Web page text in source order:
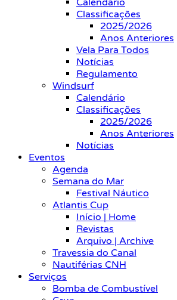
Calendário
Classificações
2025/2026
Anos Anteriores
Vela Para Todos
Notícias
Regulamento
Windsurf
Calendário
Classificações
2025/2026
Anos Anteriores
Notícias
Eventos
Agenda
Semana do Mar
Festival Náutico
Atlantis Cup
Início | Home
Revistas
Arquivo | Archive
Travessia do Canal
Nautiférias CNH
Serviços
Bomba de Combustível